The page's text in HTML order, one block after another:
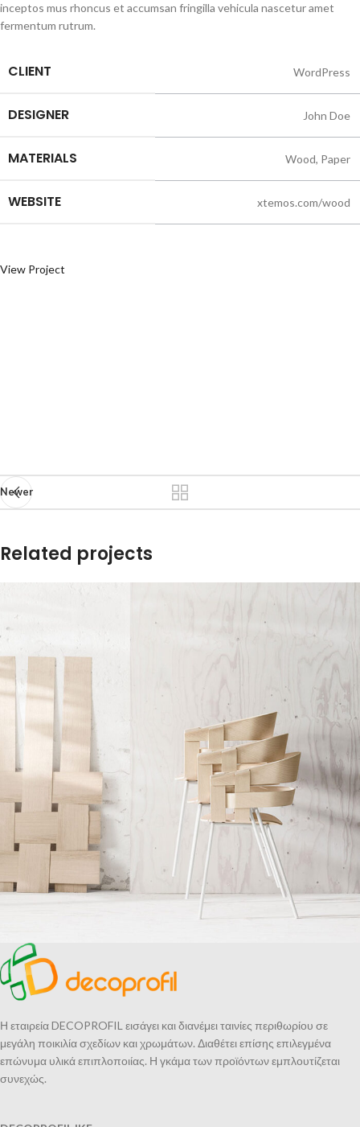
inceptos mus rhoncus et accumsan fringilla vehicula nascetur amet
fermentum rutrum.
CLIENT WordPress
DESIGNER John Doe
MATERIALS Wood, Paper
WEBSITE xtemos.com/wood
View Project
Newer
Related projects
Accessories
Imperdiet mauris a nontin
Η εταιρεία DECOPROFIL εισάγει και διανέμει ταινίες περιθωρίου σε
μεγάλη ποικιλία σχεδίων και χρωμάτων. Διαθέτει επίσης επιλεγμένα
επώνυμα υλικά επιπλοποιίας. Η γκάμα των προϊόντων εμπλουτίζεται
συνεχώς.